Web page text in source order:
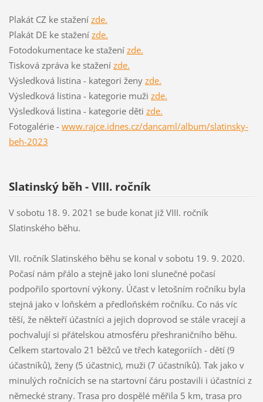
Plakát CZ ke stažení zde.
Plakát DE ke stažení zde.
Fotodokumentace ke stažení zde.
Tisková zpráva ke stažení zde.
Výsledková listina - kategori ženy zde.
Výsledková listina - kategorie muži zde.
Výsledková listina - kategorie děti zde.
Fotogalérie - www.rajce.idnes.cz/dancaml/album/slatinsky-
beh-2023
Slatinský běh - VIII. ročník
V sobotu 18. 9. 2021 se bude konat již VIII. ročník
Slatinského běhu.
VII. ročník Slatinského běhu se konal v sobotu 19. 9. 2020.
Počasí nám přálo a stejně jako loni slunečné počasí
podpořilo sportovní výkony. Účast v letošním ročníku byla
stejná jako v loňském a předloňském ročníku. Co nás víc
těší, že někteří účastníci a jejich doprovod se stále vracejí a
pochvalují si přátelskou atmosféru přeshraničního běhu.
Celkem startovalo 21 běžců ve třech kategoriích - dětí (9
účastníků), ženy (5 účastnic), muži (7 účastníků). Tak jako v
minulých ročnících se na startovní čáru postavili i účastníci z
německé strany. Trasa pro dospělé měřila 5 km, trasa pro